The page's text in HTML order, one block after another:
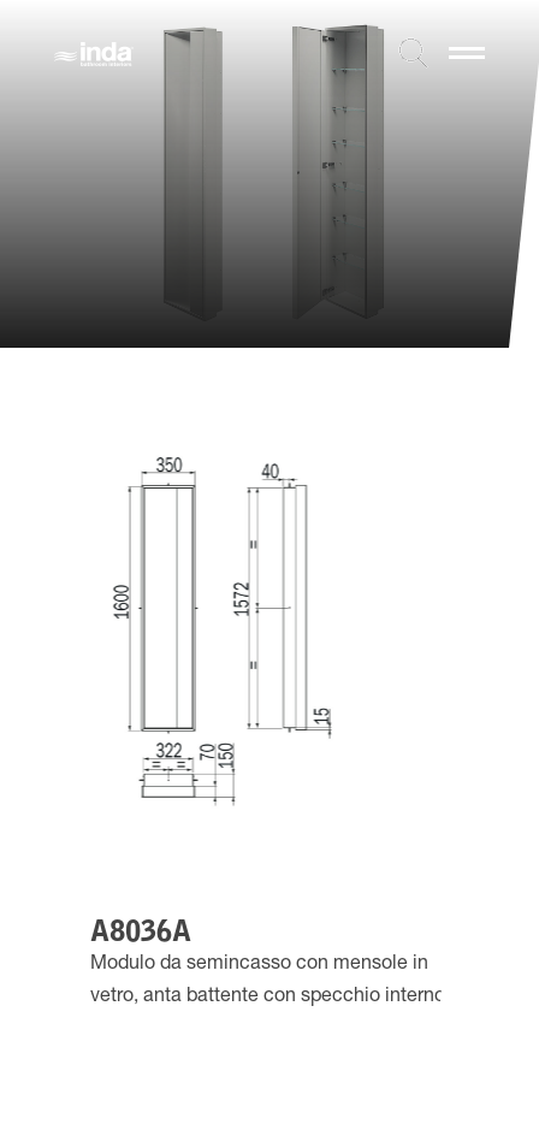
A8036A
Modulo da semincasso con mensole in
vetro, anta battente con specchio interno